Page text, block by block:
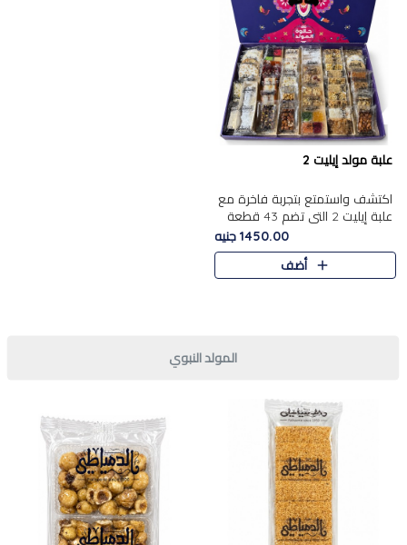
علبة مولد إيليت 2
اكتشف واستمتع بتجربة فاخرة مع
علبة إيليت 2 التي تضم 43 قطعة
تشكيلة من أرقى حلويات المولد
الشرقية المصرية الأصيلة ,معروضة
بشكل جميل في علبة أ..
1450.00 جنيه
أضف
المولد النبوي